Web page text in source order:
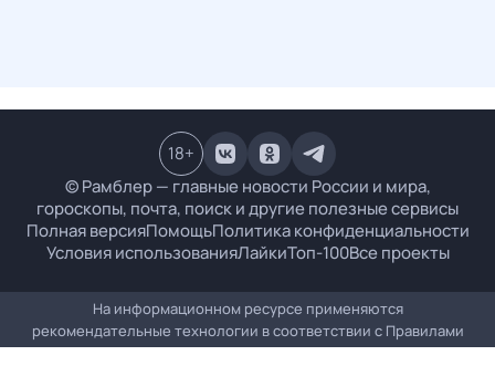
© Рамблер — главные новости России и мира,
гороскопы, почта, поиск и другие полезные сервисы
Полная версияПомощьПолитика конфиденциальности
Условия использованияЛайкиТоп-100Все проекты
18+
На информационном ресурсе применяются
рекомендательные технологии в соответствии с Правилами